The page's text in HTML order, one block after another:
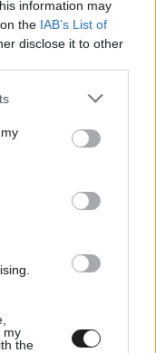
information may
the IAB’s List of
disclose it to other
or more Google
You may click to
third-party tags to
in below Google
my
the
pretty cool to
his 2026